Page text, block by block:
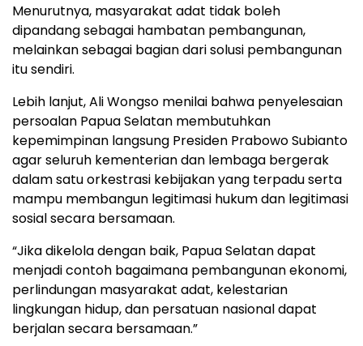
Menurutnya, masyarakat adat tidak boleh
dipandang sebagai hambatan pembangunan,
melainkan sebagai bagian dari solusi pembangunan
itu sendiri.
Lebih lanjut, Ali Wongso menilai bahwa penyelesaian
persoalan Papua Selatan membutuhkan
kepemimpinan langsung Presiden Prabowo Subianto
agar seluruh kementerian dan lembaga bergerak
dalam satu orkestrasi kebijakan yang terpadu serta
mampu membangun legitimasi hukum dan legitimasi
sosial secara bersamaan.
“Jika dikelola dengan baik, Papua Selatan dapat
menjadi contoh bagaimana pembangunan ekonomi,
perlindungan masyarakat adat, kelestarian
lingkungan hidup, dan persatuan nasional dapat
berjalan secara bersamaan.”